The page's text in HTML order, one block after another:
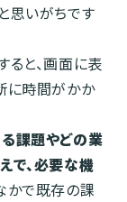
思いがちです
と、画面に表
に時間がかか
課題やどの業
で、必要な機
かで既存の課